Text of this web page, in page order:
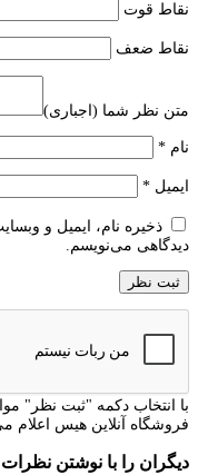
نقاط قوت
نقاط ضعف
متن نظر شما (اجباری)
نام *
ایمیل *
ذخیره نام، ایمیل و
دیدگاهی می‌نویسم.
با انتخاب دکمه "ثبت نظر"
فروشگاه آنلاین هیس اعلام
دیگران را با نوشتن